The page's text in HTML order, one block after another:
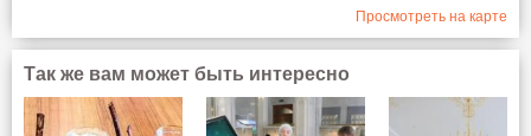
Просмотреть на карте
Так же вам может быть интересно